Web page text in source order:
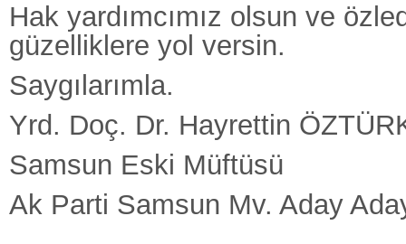
Hak yardımcımız olsun ve
güzelliklere yol versin.
Saygılarımla.
Yrd. Doç. Dr. Hayrettin
Samsun Eski Müftüsü
Ak Parti Samsun Mv. Aday